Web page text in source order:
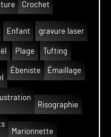
Crochet
Enfant gravure laser
Plage Tufting
Ébeniste Émaillage
Risographie
Marionnette